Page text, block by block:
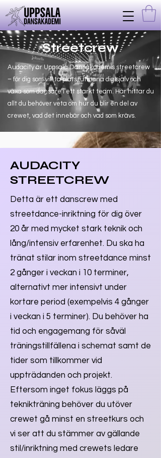
Streetcrew
Audacity är Uppsala Dansakademis streetcrew
– för dig som vill ta plats, utmana dig själv och
växa som dansare i ett starkt team. Här hittar du
allt du behöver veta om hur du blir en del av
crewet, vad det innebär och vad som krävs.
AUDACITY
STREETCREW
Detta är ett danscrew med
streetdance-inriktning för dig över
20 år med mycket stark teknik och
lång/intensiv erfarenhet. Du ska ha
tränat stilar inom streetdance minst
2 gånger i veckan i 10 terminer,
alternativt mer intensivt under
kortare period (exempelvis 4 gånger
i veckan i 5 terminer). Du behöver ha
tid och engagemang för såväl
träningstillfällena i schemat samt de
tider som tillkommer vid
uppträdanden och projekt.
Eftersom inget fokus läggs på
teknikträning behöver du utöver
crewet gå minst en streetkurs och
vi ser att du stämmer av gällande
stil/inriktning med crewets ledare